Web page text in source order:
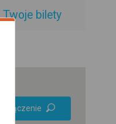
Twoje bilety
połączenie